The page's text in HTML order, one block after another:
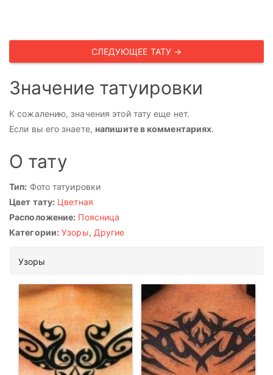
СЛЕДУЮЩЕЕ ТАТУ →
Значение татуировки
К сожалению, значения этой тату еще нет.
Если вы его знаете, напишите в комментариях.
О тату
Тип: Фото татуировки
Цвет тату: Цветная
Расположение: Поясница
Категории: Узоры, Другие
Узоры